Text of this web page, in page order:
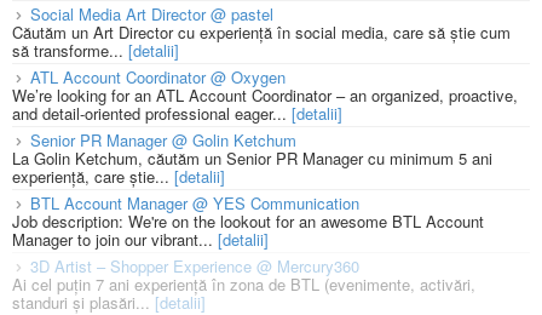
Social Media Art Director @ pastel
Căutăm un Art Director cu experiență în social media, care să știe cum
să transforme... [detalii]
ATL Account Coordinator @ Oxygen
We’re looking for an ATL Account Coordinator – an organized, proactive,
and detail-oriented professional eager... [detalii]
Senior PR Manager @ Golin Ketchum
La Golin Ketchum, căutăm un Senior PR Manager cu minimum 5 ani
experiență, care știe... [detalii]
BTL Account Manager @ YES Communication
Job description: We're on the lookout for an awesome BTL Account
Manager to join our vibrant... [detalii]
3D Artist – Shopper Experience @ Mercury360
Ai cel puțin 7 ani experiență în zona de BTL (evenimente, activări,
standuri și plasări...[detalii]